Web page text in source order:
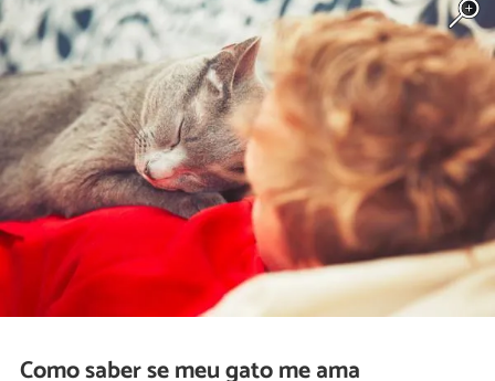
Como saber se meu gato me ama